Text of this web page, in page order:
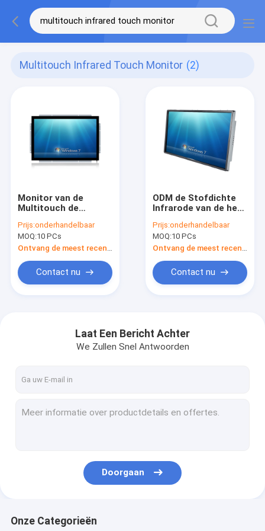
Multitouch Infrared Touch Monitor (2)
Monitor van de
Multitouch de
Prijs:onderhandelbaar
MOQ:10 PCs
Contact nu
ODM de Stofdichte
Infrarode van de het
Multiaanraking van
de
Aanrakingsmonitor
Antivandaal
Prijs:onderhandelbaar
MOQ:10 PCs
Contact nu
Laat Een Bericht Achter
We Zullen Snel Antwoorden
Doorgaan
Onze Categorieën